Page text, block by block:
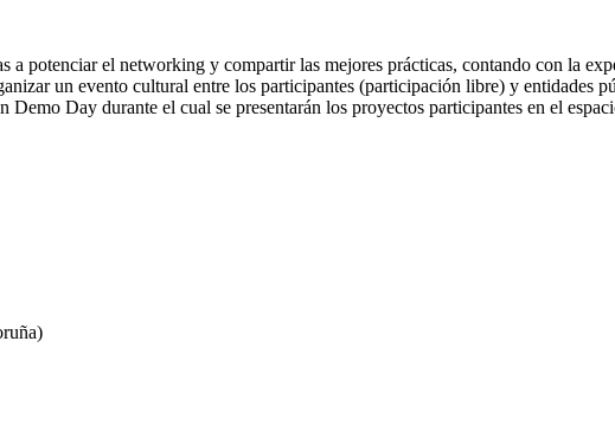
a potenciar el networking y compartir las mejores prácticas, contando con la
un evento cultural entre los participantes (participación libre) y entidades
Demo Day durante el cual se presentarán los proyectos participantes en el